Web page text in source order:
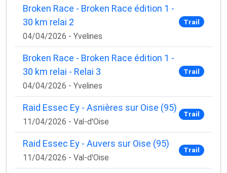
Broken Race - Broken Race édition 1 -
30 km relai 2
04/04/2026 - Yvelines
Trail
Broken Race - Broken Race édition 1 -
30 km relai - Relai 3
04/04/2026 - Yvelines
Trail
Raid Essec Ey - Asnières sur Oise (95)
11/04/2026 - Val-d'Oise
Trail
Raid Essec Ey - Auvers sur Oise (95)
11/04/2026 - Val-d'Oise
Trail